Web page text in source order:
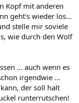
Kopf mit anderen
geht's wieder los...
stelle mir soviele
wie durch den Wolf
... auch wenn es
irgendwie ...
der soll halt
runterrutschen!